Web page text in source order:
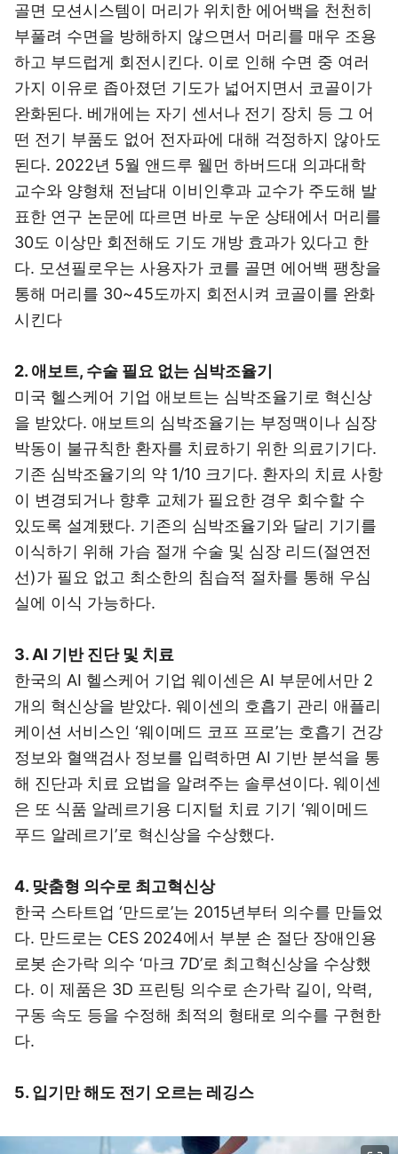
골면 모션시스템이 머리가 위치한 에어백을 천천히
부풀려 수면을 방해하지 않으면서 머리를 매우 조용
하고 부드럽게 회전시킨다. 이로 인해 수면 중 여러
가지 이유로 좁아졌던 기도가 넓어지면서 코골이가
완화된다. 베개에는 자기 센서나 전기 장치 등 그 어
떤 전기 부품도 없어 전자파에 대해 걱정하지 않아도
된다. 2022년 5월 앤드루 웰먼 하버드대 의과대학
교수와 양형채 전남대 이비인후과 교수가 주도해 발
표한 연구 논문에 따르면 바로 누운 상태에서 머리를
30도 이상만 회전해도 기도 개방 효과가 있다고 한
다. 모션필로우는 사용자가 코를 골면 에어백 팽창을
통해 머리를 30~45도까지 회전시켜 코골이를 완화
시킨다
2. 애보트, 수술 필요 없는 심박조율기
미국 헬스케어 기업 애보트는 심박조율기로 혁신상
을 받았다. 애보트의 심박조율기는 부정맥이나 심장
박동이 불규칙한 환자를 치료하기 위한 의료기기다.
기존 심박조율기의 약 1/10 크기다. 환자의 치료 사항
이 변경되거나 향후 교체가 필요한 경우 회수할 수
있도록 설계됐다. 기존의 심박조율기와 달리 기기를
이식하기 위해 가슴 절개 수술 및 심장 리드(절연전
선)가 필요 없고 최소한의 침습적 절차를 통해 우심
실에 이식 가능하다.
3. AI 기반 진단 및 치료
한국의 AI 헬스케어 기업 웨이센은 AI 부문에서만 2
개의 혁신상을 받았다. 웨이센의 호흡기 관리 애플리
케이션 서비스인 ‘웨이메드 코프 프로’는 호흡기 건강
정보와 혈액검사 정보를 입력하면 AI 기반 분석을 통
해 진단과 치료 요법을 알려주는 솔루션이다. 웨이센
은 또 식품 알레르기용 디지털 치료 기기 ‘웨이메드
푸드 알레르기’로 혁신상을 수상했다.
4. 맞춤형 의수로 최고혁신상
한국 스타트업 ‘만드로’는 2015년부터 의수를 만들었
다. 만드로는 CES 2024에서 부분 손 절단 장애인용
로봇 손가락 의수 ‘마크 7D’로 최고혁신상을 수상했
다. 이 제품은 3D 프린팅 의수로 손가락 길이, 악력,
구동 속도 등을 수정해 최적의 형태로 의수를 구현한
다.
5. 입기만 해도 전기 오르는 레깅스